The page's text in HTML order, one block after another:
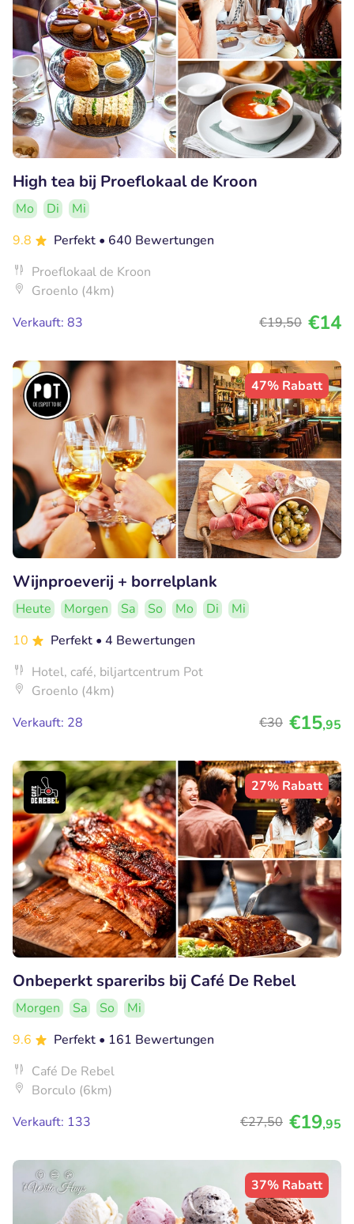
High tea bij Proeflokaal de Kroon
Mo Di
Mi
9.8
Perfekt • 640 Bewertungen
Proeflokaal de Kroon
Groenlo (4km)
Verkauft: 83
€19,50 €14
47% Rabatt
Wijnproeverij + borrelplank
Heute Morgen Sa So Mo Di
Mi
10
Perfekt • 4 Bewertungen
Hotel, café, biljartcentrum Pot
Groenlo (4km)
Verkauft: 28
€30 €15,95
27% Rabatt
Onbeperkt spareribs bij Café De Rebel
Morgen Sa So
Mi
9.6
Perfekt • 161 Bewertungen
Café De Rebel
Borculo (6km)
Verkauft: 133
€27,50 €19,95
37% Rabatt